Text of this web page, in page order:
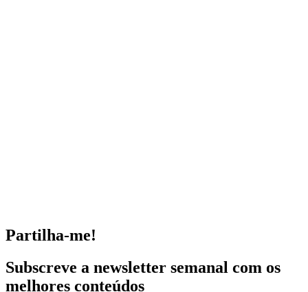
Partilha-me!
Subscreve a newsletter semanal com os
melhores conteúdos